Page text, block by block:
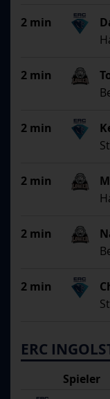
2 min
2 min
2 min
2 min
2 min
2 min
ERC
Spieler